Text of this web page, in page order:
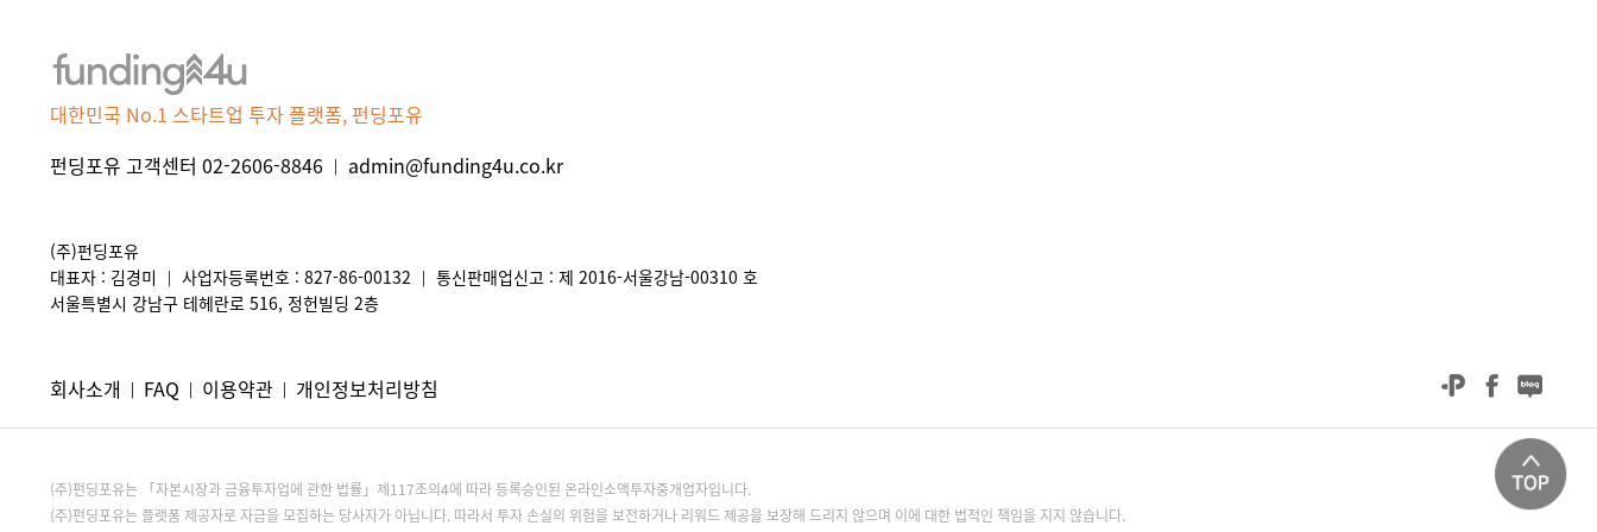
대한민국 No.1 스타트업 투자 플랫폼, 펀딩포유
펀딩포유 고객센터 02-2606-8846 | admin@funding4u.co.kr
(주)펀딩포유
대표자 : 김경미
| 사업자등록번호 : 827-86-00132 | 통신판매업신고 : 제 2016-서울강남-00310 호
서울특별시 강남구 테헤란로 516, 정헌빌딩 2층
회사소개 | FAQ | 이용약관 | 개인정보처리방침
(주)펀딩포유는 「자본시장과 금융투자업에 관한 법률」제117조의4에 따라 등록승인된 온라인소액투자중개업자입니다.
(주)펀딩포유는 플랫폼 제공자로 자금을 모집하는 당사자가 아닙니다. 따라서 투자 손실의 위험을 보전하거나 리워드 제공을 보장해 드리지 않으며 이에 대한 법적인 책임을 지지 않습니다.